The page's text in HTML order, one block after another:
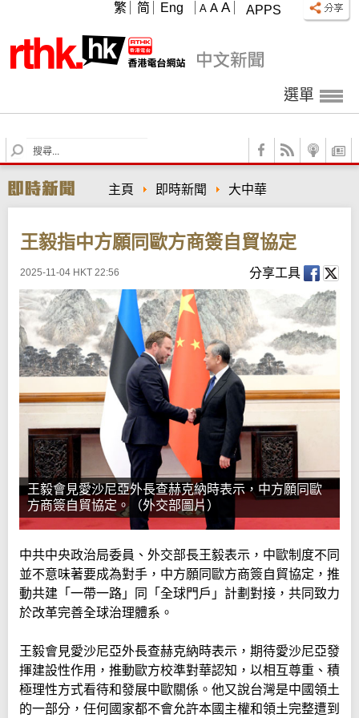
APPS
A A A
繁 简 Eng
選單
S
e
r
c
主頁 即時新聞 大中華
王毅指中方願同歐方商簽自貿協定
2025-11-04 HKT 22:56 分享工具
王毅會見愛沙尼亞外長查赫克納時表示，中方願同歐
方商簽自貿協定。（外交部圖片）
中共中央政治局委員、外交部長王毅表示，中歐制度不同
並不意味著要成為對手，中方願同歐方商簽自貿協定，推
動共建「一帶一路」同「全球門戶」計劃對接，共同致力
於改革完善全球治理體系。
王毅會見愛沙尼亞外長查赫克納時表示，期待愛沙尼亞發
揮建設性作用，推動歐方校準對華認知，以相互尊重、積
極理性方式看待和發展中歐關係。他又說台灣是中國領土
的一部分，任何國家都不會允許本國主權和領土完整遭到